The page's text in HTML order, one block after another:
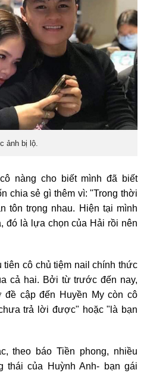
ảnh bị lộ.
nàng cho biết mình đã biết
chia sẻ gì thêm vì: "Trong thời
tôn trọng nhau. Hiện tại mình
đó là lựa chọn của Hải rồi nên
cô chủ tiệm nail chính thức
cả hai. Bởi từ trước đến nay,
cập đến Huyền My còn cô
trả lời được" hoặc "là bạn
theo báo Tiền phong, nhiều
thái của Huỳnh Anh- bạn gái